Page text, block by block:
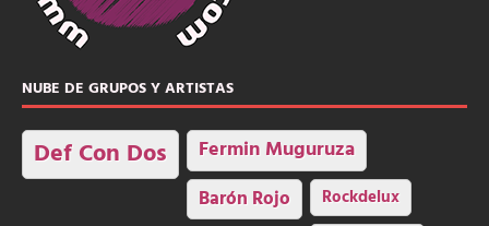
NUBE DE GRUPOS Y ARTISTAS
Def Con Dos Fermin Muguruza
Barón Rojo Rockdelux